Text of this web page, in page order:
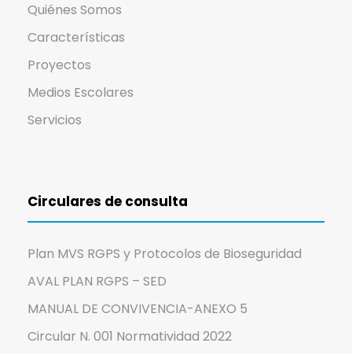
Quiénes Somos
Características
Proyectos
Medios Escolares
Servicios
Circulares de consulta
Plan MVS RGPS y Protocolos de Bioseguridad
AVAL PLAN RGPS – SED
MANUAL DE CONVIVENCIA-ANEXO 5
Circular N. 001 Normatividad 2022